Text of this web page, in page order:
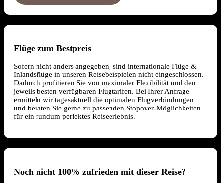
Flüge zum Bestpreis
Sofern nicht anders angegeben, sind internationale Flüge &
Inlandsflüge in unseren Reisebeispielen nicht eingeschlossen.
Dadurch profitieren Sie von maximaler Flexibilität und den
jeweils besten verfügbaren Flugtarifen. Bei Ihrer Anfrage
ermitteln wir tagesaktuell die optimalen Flugverbindungen
und beraten Sie gerne zu passenden Stopover-Möglichkeiten
für ein rundum perfektes Reiseerlebnis.
Noch nicht 100% zufrieden mit dieser Reise?